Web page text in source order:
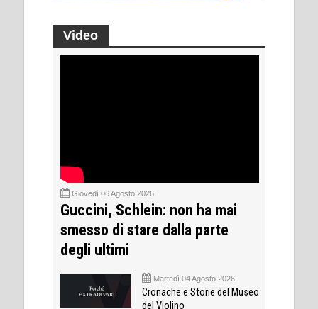
Video
Giovedì 06 Agosto 2026
Guccini, Schlein: non ha mai
smesso di stare dalla parte
degli ultimi
Martedì 04 Agosto 2026
Cronache e Storie del Museo
del Violino